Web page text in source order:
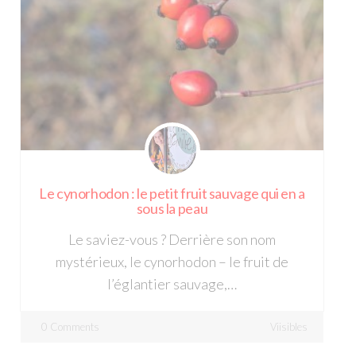
Le cynorhodon : le petit fruit sauvage qui en a
sous la peau
Le saviez-vous ? Derrière son nom
mystérieux, le cynorhodon – le fruit de
l’églantier sauvage,…
0 Comments Viisibles